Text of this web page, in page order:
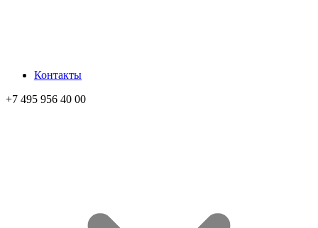
Контакты
+7 495 956 40 00